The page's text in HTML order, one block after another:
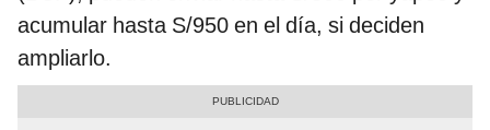
acumular hasta S/950 en el día, si deciden
ampliarlo.